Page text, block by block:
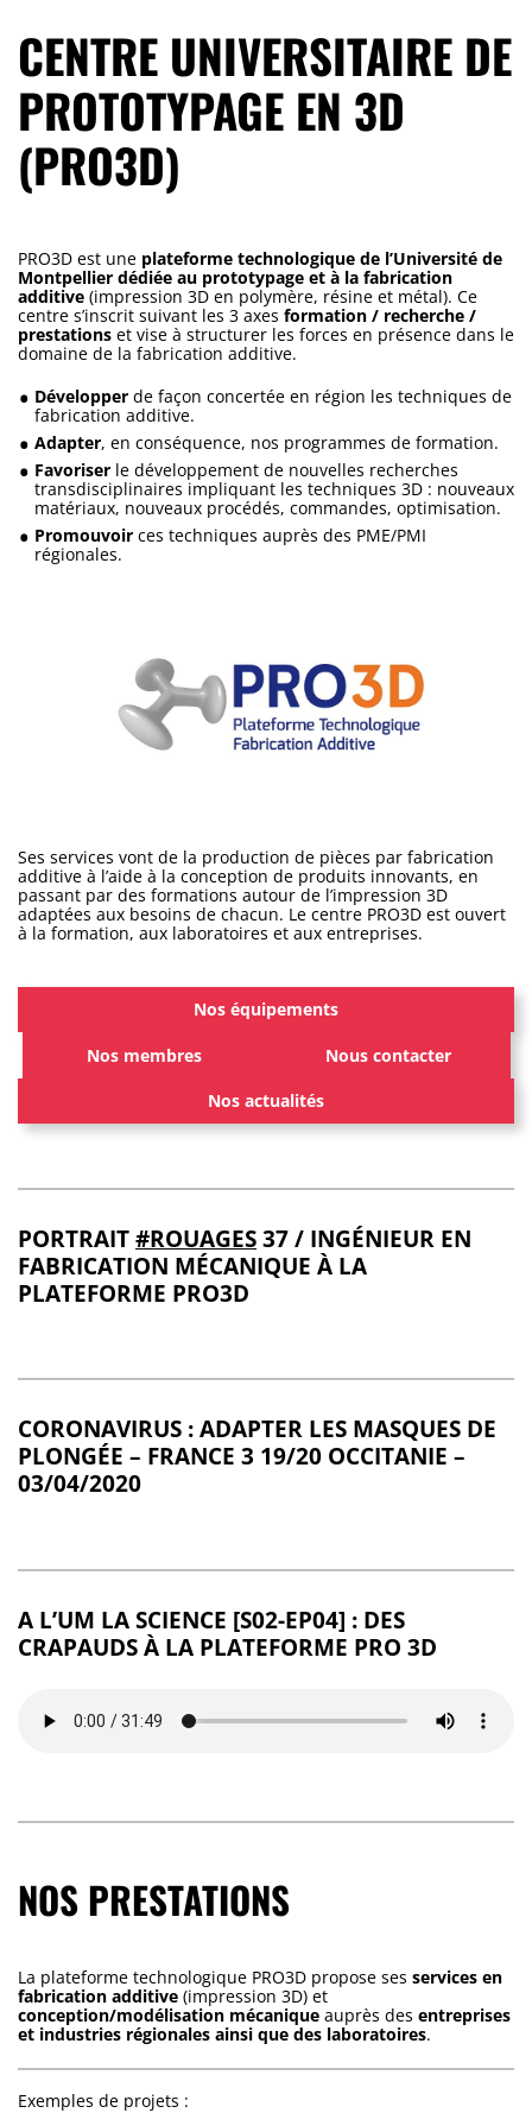
CENTRE UNIVERSITAIRE DE
PROTOTYPAGE EN 3D
(PRO3D)
PRO3D est une plateforme technologique de l’Université de
Montpellier dédiée au prototypage et à la fabrication
additive (impression 3D en polymère, résine et métal). Ce
centre s’inscrit suivant les 3 axes formation / recherche /
prestations et vise à structurer les forces en présence dans le
domaine de la fabrication additive.
Développer de façon concertée en région les techniques de
fabrication additive.
Adapter, en conséquence, nos programmes de formation.
Favoriser le développement de nouvelles recherches
transdisciplinaires impliquant les techniques 3D : nouveaux
matériaux, nouveaux procédés, commandes, optimisation.
Promouvoir ces techniques auprès des PME/PMI
régionales.
Ses services vont de la production de pièces par fabrication
additive à l’aide à la conception de produits innovants, en
passant par des formations autour de l’impression 3D
adaptées aux besoins de chacun. Le centre PRO3D est ouvert
à la formation, aux laboratoires et aux entreprises.
Nos équipements
Nos membres Nous contacter
Nos actualités
PORTRAIT#ROUAGES37 / INGÉNIEUR EN
FABRICATION MÉCANIQUE À LA
PLATEFORME PRO3D
CORONAVIRUS : ADAPTER LES MASQUES DE
PLONGÉE – FRANCE 3 19/20 OCCITANIE –
03/04/2020
A L’UM LA SCIENCE [S02-EP04] : DES
CRAPAUDS À LA PLATEFORME PRO 3D
NOS PRESTATIONS
La plateforme technologique PRO3D propose ses services en
fabrication additive (impression 3D) et
conception/modélisation mécanique auprès des entreprises
et industries régionales ainsi que des laboratoires.
Exemples de projets :